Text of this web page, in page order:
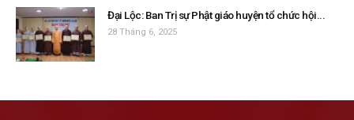
Đại Lộc: Ban Trị sự Phật giáo huyện tổ chức hội...
28 Tháng 6, 2025